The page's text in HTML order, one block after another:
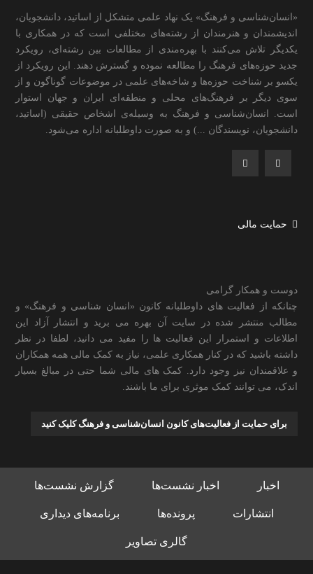
«انسان‌شناسی و فرهنگ» یک نهاد علمی متشکل از اساتید، دانشجویان،
اندیشمندان و هنرمندان از رشته‌های مختلفی است که در همکاری با
یکدیگر تلاش می‌کنند با بهره‌مندی از مطالعات بین رشته‌ای، رویکرد
جدید حوزه‌های فرهنگ را مطالعه نموده و گسترش دهند. این رویکرد از
یکسو بر شناخت حوزه‌ها و شاخه‌های علمی در موضوعات گوناگون و از
سوی دیگر بر فرهنگ‌های محلی و منطقه‌ای ایران و جهان استوار
است. انسان‌شناسی و فرهنگ به وسیله‌ی اشخاص حقیقی (اساتید،
دانشجویان، نویسندگان ...) و به صورت داوطلبانه اداره می‌شود.
حمایت مالی
دوست و همکار گرامی
چنانکه از فعالیت های داوطلبانه کانون «انسان شناسی و فرهنگ» و
مطالب منتشر شده در سایت آن بهره می برید و انتشار آزاد این
اطلاعات و استمرار این فعالیت ها را مفید می دانید، لطفا در نظر
داشته باشید که در کنار همکاری علمی، نیاز به کمک مالی همه همکاران
و علاقمندان نیز وجود دارد. کمک های مالی شما حتی در مبالغ بسیار
اندک، می توانند کمک موثری برای ما باشند.
برای حمایت از فعالیت‌های کانون انسان‌شناسی و فرهنگ کلیک کنید
اخبار اخبار نشست‌ها گزارش نشست‌ها
انتشارات پرونده‌ها برنامه‌های دیداری
گالری تصاویر